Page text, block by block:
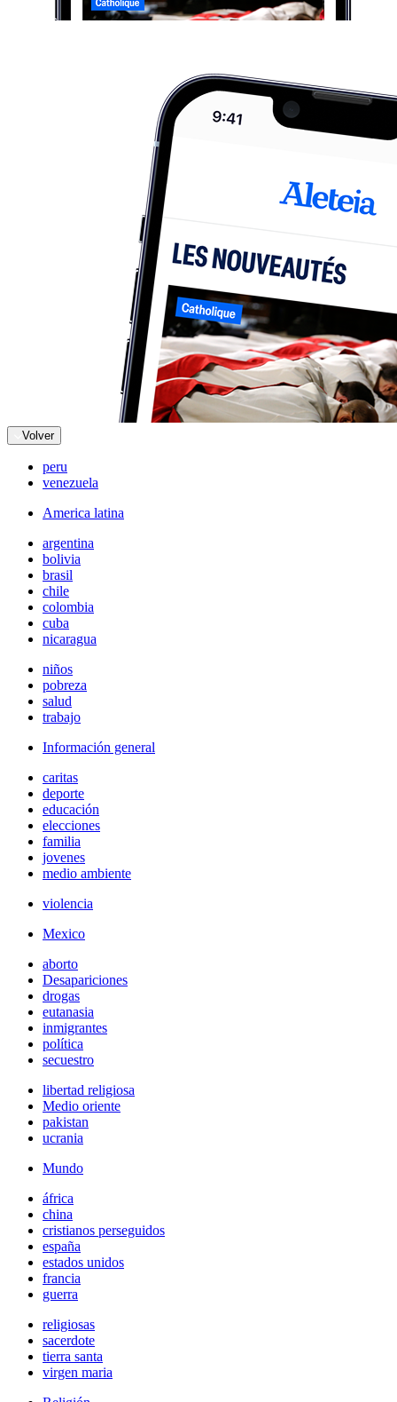
Volver
peru
venezuela
America latina
argentina
bolivia
brasil
chile
colombia
cuba
nicaragua
niños
pobreza
salud
trabajo
Información general
caritas
deporte
educación
elecciones
familia
jovenes
medio ambiente
violencia
Mexico
aborto
Desapariciones
drogas
eutanasia
inmigrantes
política
secuestro
libertad religiosa
Medio oriente
pakistan
ucrania
Mundo
áfrica
china
cristianos perseguidos
españa
estados unidos
francia
guerra
religiosas
sacerdote
tierra santa
virgen maria